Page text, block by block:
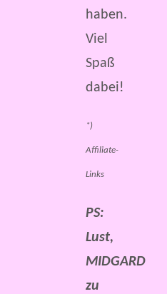
haben.
Viel
Spaß
dabei!
*)
Affiliate-
Links
PS:
Lust,
MIDGARD
zu